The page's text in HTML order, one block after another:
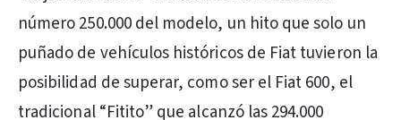
número 250.000 del modelo, un hito que solo un
puñado de vehículos históricos de Fiat tuvieron la
posibilidad de superar, como ser el Fiat 600, el
tradicional “Fitito” que alcanzó las 294.000